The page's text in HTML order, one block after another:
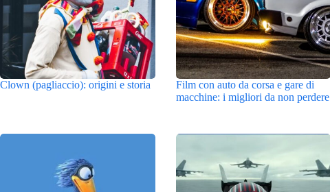
Clown (pagliaccio): origini e storia
Film con auto da corsa e gare di
macchine: i migliori da non perdere